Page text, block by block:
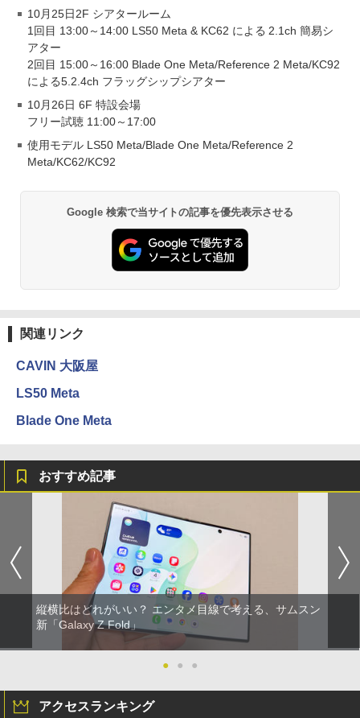
10月25日2F シアタールーム
1回目 13:00～14:00 LS50 Meta & KC62 による 2.1ch 簡易シ
アター
2回目 15:00～16:00 Blade One Meta/Reference 2 Meta/KC92
による5.2.4ch フラッグシップシアター
10月26日 6F 特設会場
フリー試聴 11:00～17:00
使用モデル LS50 Meta/Blade One Meta/Reference 2
Meta/KC62/KC92
Google 検索で当サイトの記事を優先表示させる
関連リンク
CAVIN 大阪屋
LS50 Meta
Blade One Meta
おすすめ記事
縦横比はどれがいい？ エンタメ目線で考える、サムスン
新「Galaxy Z Fold」
● ● ●
アクセスランキング